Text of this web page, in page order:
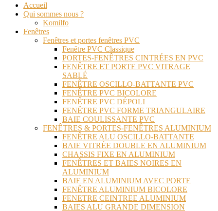
Accueil
Qui sommes nous ?
Komilfo
Fenêtres
Fenêtres et portes fenêtres PVC
Fenêtre PVC Classique
PORTES-FENÊTRES CINTRÉES EN PVC
FENÊTRE ET PORTE PVC VITRAGE
SABLÉ
FENÊTRE OSCILLO-BATTANTE PVC
FENÊTRE PVC BICOLORE
FENÊTRE PVC DÉPOLI
FENÊTRE PVC FORME TRIANGULAIRE
BAIE COULISSANTE PVC
FENÊTRES & PORTES-FENÊTRES ALUMINIUM
FENÊTRE ALU OSCILLO-BATTANTE
BAIE VITRÉE DOUBLE EN ALUMINIUM
CHASSIS FIXE EN ALUMINIUM
FENÊTRES ET BAIES NOIRES EN
ALUMINIUM
BAIE EN ALUMINIUM AVEC PORTE
FENÊTRE ALUMINIUM BICOLORE
FENETRE CEINTREE ALUMINIUM
BAIES ALU GRANDE DIMENSION